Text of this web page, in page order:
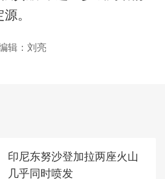
。
辑：刘亮
印尼东努沙登加拉两座火山
几乎同时喷发